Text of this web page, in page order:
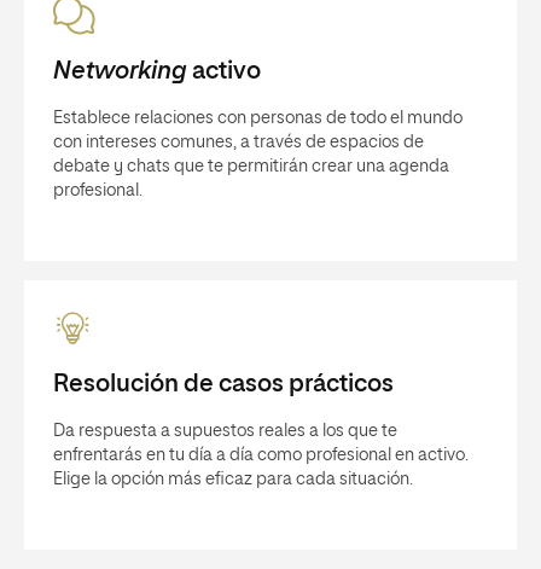
Networkingactivo
Establece relaciones con personas de todo el mundo
con intereses comunes, a través de espacios de
debate y chats que te permitirán crear una agenda
profesional.
Resolución de casos prácticos
Da respuesta a supuestos reales a los que te
enfrentarás en tu día a día como profesional en activo.
Elige la opción más eficaz para cada situación.